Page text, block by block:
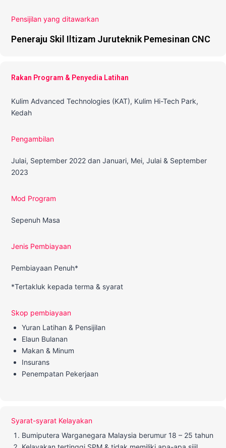
Pensijilan yang ditawarkan
Peneraju Skil Iltizam Juruteknik Pemesinan CNC
Rakan Program & Penyedia Latihan
Kulim Advanced Technologies (KAT), Kulim Hi-Tech Park,
Kedah
Pengambilan
Julai, September 2022 dan Januari, Mei, Julai & September
2023
Mod Program
Sepenuh Masa
Jenis Pembiayaan
Pembiayaan Penuh*
*Tertakluk kepada terma & syarat
Skop pembiayaan
Yuran Latihan & Pensijilan
Elaun Bulanan
Makan & Minum
Insurans
Penempatan Pekerjaan
Syarat-syarat Kelayakan
Bumiputera Warganegara Malaysia berumur 18 – 25 tahun